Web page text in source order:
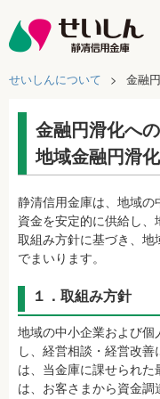
せいしんについて
金融円滑化へ
地域金融円滑
静清信用金庫は、地域の
資金を安定的に供給し
取組み方針に基づき、地
でまいります。
１．取組み方針
地域の中小企業および個
し、経営相談・経営改
は、当金庫に課せられ
は、お客さまから資金